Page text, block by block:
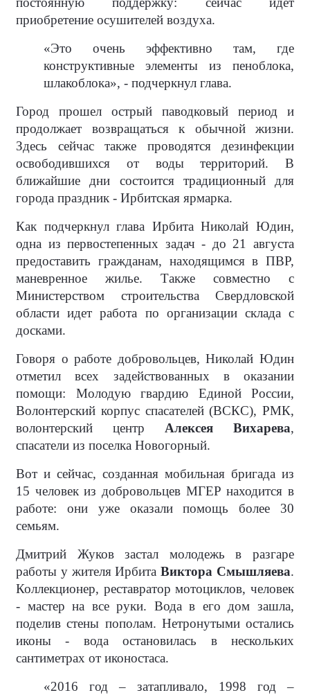
приобретение осушителей воздуха.
«Это очень эффективно там, где
конструктивные элементы из пеноблока,
шлакоблока», - подчеркнул глава.
Город прошел острый паводковый период и
продолжает возвращаться к обычной жизни.
Здесь сейчас также проводятся дезинфекции
освободившихся от воды территорий. В
ближайшие дни состоится традиционный для
города праздник - Ирбитская ярмарка.
Как подчеркнул глава Ирбита Николай Юдин,
одна из первостепенных задач - до 21 августа
предоставить гражданам, находящимся в ПВР,
маневренное жилье. Также совместно с
Министерством строительства Свердловской
области идет работа по организации склада с
досками.
Говоря о работе добровольцев, Николай Юдин
отметил всех задействованных в оказании
помощи: Молодую гвардию Единой России,
Волонтерский корпус спасателей (ВСКС), РМК,
волонтерский центр Алексея Вихарева,
спасатели из поселка Новогорный.
Вот и сейчас, созданная мобильная бригада из
15 человек из добровольцев МГЕР находится в
работе: они уже оказали помощь более 30
семьям.
Дмитрий Жуков застал молодежь в разгаре
работы у жителя ИрбитаВиктора Смышляева.
Коллекционер, реставратор мотоциклов, человек
- мастер на все руки. Вода в его дом зашла,
поделив стены пополам. Нетронутыми остались
иконы - вода остановилась в нескольких
сантиметрах от иконостаса.
«2016 год – затапливало, 1998 год –